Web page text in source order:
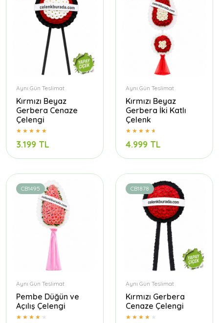
Aynı Gün Teslimat
Kırmızı Beyaz
Gerbera Cenaze
Çelengi
3.199 TL
Aynı Gün Teslimat
Kırmızı Beyaz
Gerbera İki Katlı
Çelenk
4.999 TL
CB1495
Aynı Gün Teslimat
Pembe Düğün ve
Açılış Çelengi
CB1878
Aynı Gün Teslimat
Kırmızı Gerbera
Cenaze Çelengi